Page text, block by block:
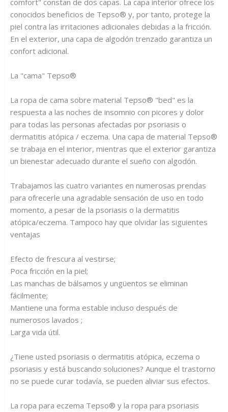
comfort" constan de dos capas. La capa interior ofrece los
conocidos beneficios de Tepso® y, por tanto, protege la
piel contra las irritaciones adicionales debidas a la fricción.
En el exterior, una capa de algodón trenzado garantiza un
confort adicional.
La "cama" Tepso®
La ropa de cama sobre material Tepso® "bed" es la
respuesta a las noches de insomnio con picores y dolor
para todas las personas afectadas por psoriasis o
dermatitis atópica / eczema. Una capa de material Tepso®
se trabaja en el interior, mientras que el exterior garantiza
un bienestar adecuado durante el sueño con algodón.
Trabajamos las cuatro variantes en numerosas prendas
para ofrecerle una agradable sensación de uso en todo
momento, a pesar de la psoriasis o la dermatitis
atópica/eczema. Tampoco hay que olvidar las siguientes
ventajas
Efecto de frescura al vestirse;
Poca fricción en la piel;
Las manchas de bálsamos y ungüentos se eliminan
fácilmente;
Mantiene una forma estable incluso después de
numerosos lavados ;
Larga vida útil.
¿Tiene usted psoriasis o dermatitis atópica, eczema o
psoriasis y está buscando soluciones? Aunque el trastorno
no se puede curar todavía, se pueden aliviar sus efectos.
La ropa para eczema Tepso® y la ropa para psoriasis